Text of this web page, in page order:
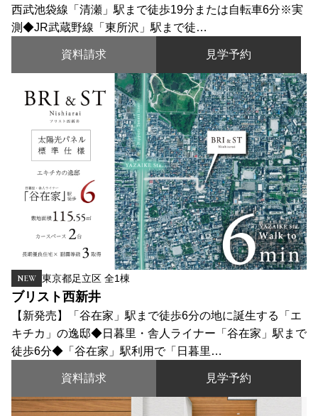
西武池袋線「清瀬」駅まで徒歩19分または自転車6分※実
測◆JR武蔵野線「東所沢」駅まで徒…
資料請求 見学予約
NEW 東京都足立区 全1棟
ブリスト西新井
【新発売】「谷在家」駅まで徒歩6分の地に誕生する「エ
キチカ」の逸邸◆日暮里・舎人ライナー「谷在家」駅まで
徒歩6分◆「谷在家」駅利用で「日暮里…
資料請求 見学予約